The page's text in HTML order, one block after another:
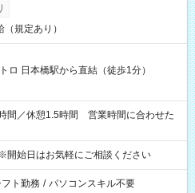
規定あり）
日本橋駅から直結（徒歩1分）
開始日はお気軽にご相談ください
フト勤務 / パソコンスキル不要